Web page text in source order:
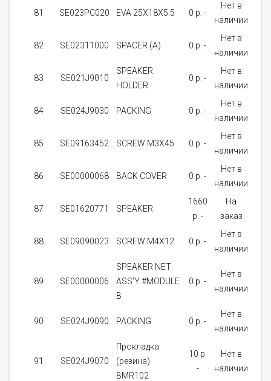
81 SE023PC020 EVA 25X18X5.5 0 p. -
Нет в
наличии
82 SE02311000 SPACER (A) 0 p. -
Нет в
наличии
83 SE021J9010
SPEAKER
HOLDER
0 p. -
Нет в
наличии
84 SE024J9030 PACKING 0 p. -
Нет в
наличии
85 SE09163452 SCREW M3X45 0 p. -
Нет в
наличии
86 SE00000068 BACK COVER 0 p. -
Нет в
наличии
87 SE01620771 SPEAKER
1660
p. -
На
заказ
88 SE09090023 SCREW M4X12 0 p. -
Нет в
наличии
89 SE00000006
SPEAKER NET
ASS'Y #MODULE
B
0 p. -
Нет в
наличии
90 SE024J9090 PACKING 0 p. -
Нет в
наличии
91 SE024J9070
Прокладка
(резина)
BMR102
10 p.
-
Нет в
наличии